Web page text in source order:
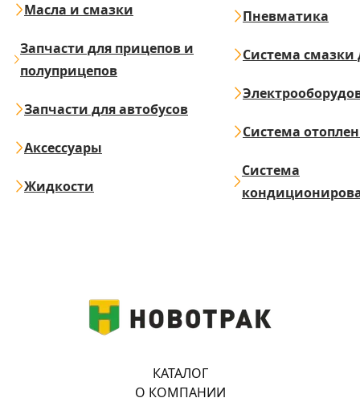
Масла и смазки
Запчасти для прицепов и
полуприцепов
Запчасти для автобусов
Аксессуары
Жидкости
Пневматика
Система смазки
Система
Система
КАТАЛОГ
О КОМПАНИИ